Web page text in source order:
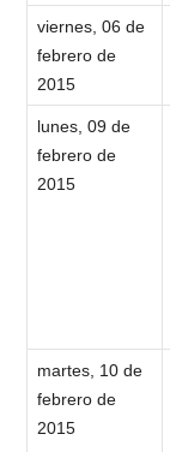
viernes, 06 de
febrero de
2015
lunes, 09 de
febrero de
2015
martes, 10 de
febrero de
2015